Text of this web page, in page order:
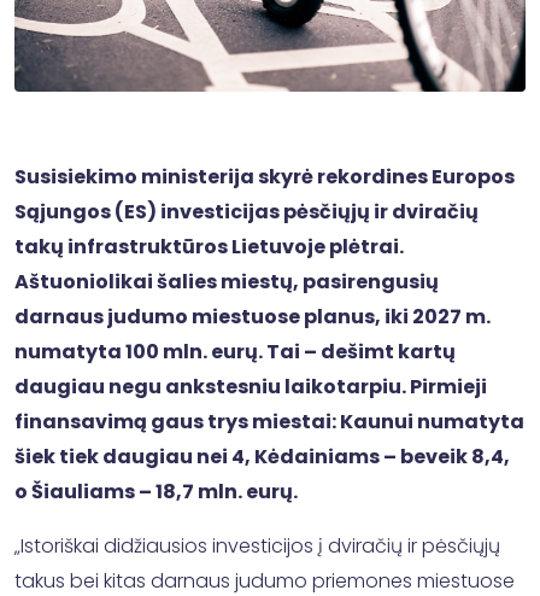
Susisiekimo ministerija skyrė rekordines Europos
Sąjungos (ES) investicijas pėsčiųjų ir dviračių
takų infrastruktūros Lietuvoje plėtrai.
Aštuoniolikai šalies miestų, pasirengusių
darnaus judumo miestuose planus, iki 2027 m.
numatyta 100 mln. eurų. Tai – dešimt kartų
daugiau negu ankstesniu laikotarpiu. Pirmieji
finansavimą gaus trys miestai: Kaunui numatyta
šiek tiek daugiau nei 4, Kėdainiams – beveik 8,4,
o Šiauliams – 18,7 mln. eurų.
„Istoriškai didžiausios investicijos į dviračių ir pėsčiųjų
takus bei kitas darnaus judumo priemones miestuose